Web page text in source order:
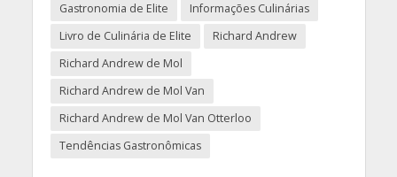
Gastronomia de Elite
Informações Culinárias
Livro de Culinária de Elite
Richard Andrew
Richard Andrew de Mol
Richard Andrew de Mol Van
Richard Andrew de Mol Van Otterloo
Tendências Gastronômicas